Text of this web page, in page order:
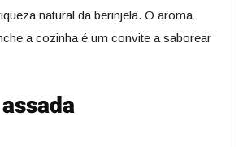
natural da berinjela. O aroma
a cozinha é um convite a saborear